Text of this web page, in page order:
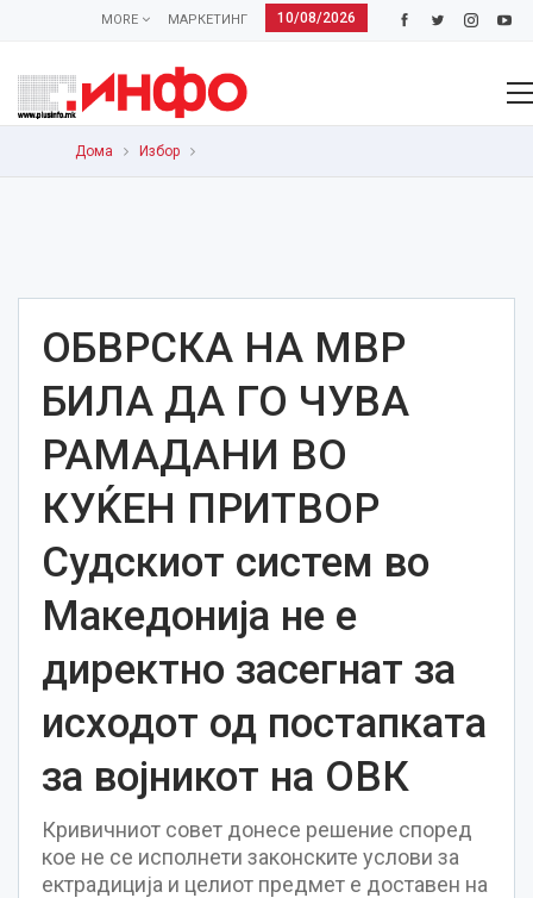
10/08/2026
МАРКЕТИНГ
MORE
Дома Избор
ОБВРСКА НА МВР
БИЛА ДА ГО ЧУВА
РАМАДАНИ ВО
КУЌЕН ПРИТВОР
Судскиот систем во
Македонија не е
директно засегнат за
исходот од постапката
за војникот на ОВК
Кривичниот совет донесе решение според
кое не се исполнети законските услови за
ектрадиција и целиот предмет е доставен на